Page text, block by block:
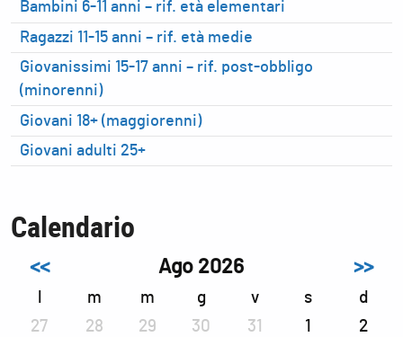
Bambini 6-11 anni – rif. età elementari
Ragazzi 11-15 anni – rif. età medie
Giovanissimi 15-17 anni – rif. post-obbligo
(minorenni)
Giovani 18+ (maggiorenni)
Giovani adulti 25+
Calendario
<< Ago 2026 >>
m m g v s
d
27
28 29 30 31 1
2